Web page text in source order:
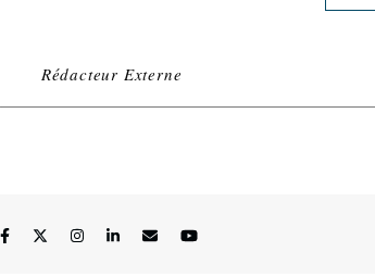
Rédacteur Externe